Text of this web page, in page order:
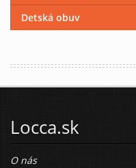
Detská obuv
Locca.sk
O nás